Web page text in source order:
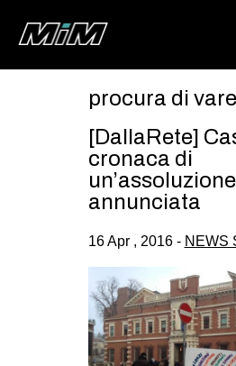
ABOUT
AREA
CSOA
MSM
STUDENTI
procura di
[DallaRete]
cronaca di
un’assoluzione
annunciata
16 Apr , 2016 - NEWS